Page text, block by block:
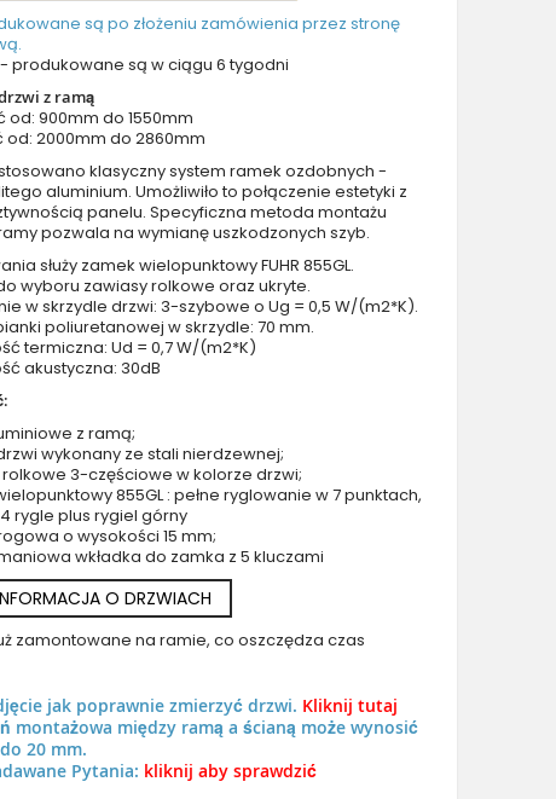
Drzwi z górnym i lewym naświetlem
Drzwi z lewym i prawym naświetlem
Drzwi podwójne z lewym i prawym naświetlem
Drzwi podwójne z górnym naświetlem
Drzwi podwójne z lewym, prawym i górnym naświetlem
Akcesoria do drzwi
Drzwi balkonowe / tarasowe
Drzwi garażowe
Drzwi Aluminiowe Pivot
Okna aluminiowe
są po złożeniu zamówienia przez stronę
- produkowane są w ciągu 6 tygodni
z ramą
od: 900mm do 1550mm
od: 2000mm do 2860mm
klasyczny system ramek ozdobnych -
aluminium. Umożliwiło to połączenie estetyki z
panelu. Specyficzna metoda montażu
pozwala na wymianę uszkodzonych szyb.
służy zamek wielopunktowy FUHR 855GL.
wyboru zawiasy rolkowe oraz ukryte.
w skrzydle drzwi: 3-szybowe o Ug = 0,5 W/(m2*K).
poliuretanowej w skrzydle: 70 mm.
termiczna: Ud = 0,7 W/(m2*K)
akustyczna: 30dB
z ramą;
wykonany ze stali nierdzewnej;
3-częściowe w kolorze drzwi;
855GL : pełne ryglowanie w 7 punktach,
rygle plus rygiel górny
o wysokości 15 mm;
wkładka do zamka z 5 kluczami
O DRZWIACH
zamontowane na ramie, co oszczędza czas
jak poprawnie zmierzyć drzwi. Kliknij tutaj
montażowa między ramą a ścianą może wynosić
20 mm.
Pytania: kliknij aby sprawdzić